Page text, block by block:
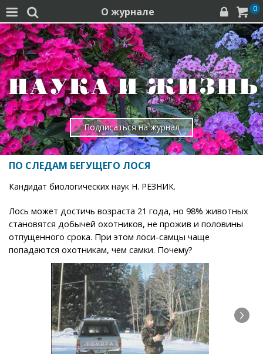
  О журнале   0
Подписаться на журнал
ПО СЛЕДАМ БЕГУЩЕГО ЛОСЯ
Кандидат биологических наук Н. РЕЗНИК.
Лось может достичь возраста 21 года, но 98% животных
становятся добычей охотников, не прожив и половины
отпущенного срока. При этом лоси-самцы чаще
попадаются охотникам, чем самки. Почему?